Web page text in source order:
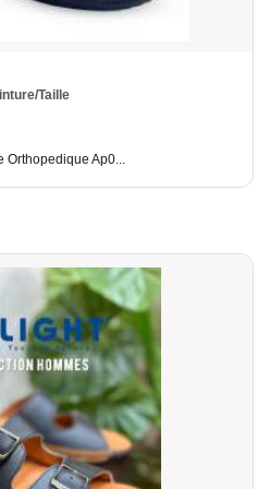
Taille
Orthopedique Ap0...